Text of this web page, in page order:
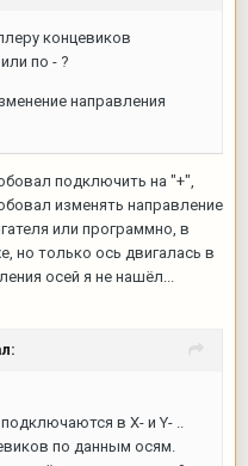
концевиков
по - ?
направления
подключить на "+",
изменять направление
или программно, в
но только ось двигалась в
осей я не нашёл...
в Х- и Y- ..
по данным осям.